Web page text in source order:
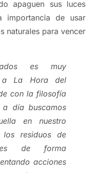
apaguen sus luces
importancia de usar
naturales para vencer
es muy
a La Hora del
con la filosofía
día buscamos
en nuestro
residuos de
de forma
acciones